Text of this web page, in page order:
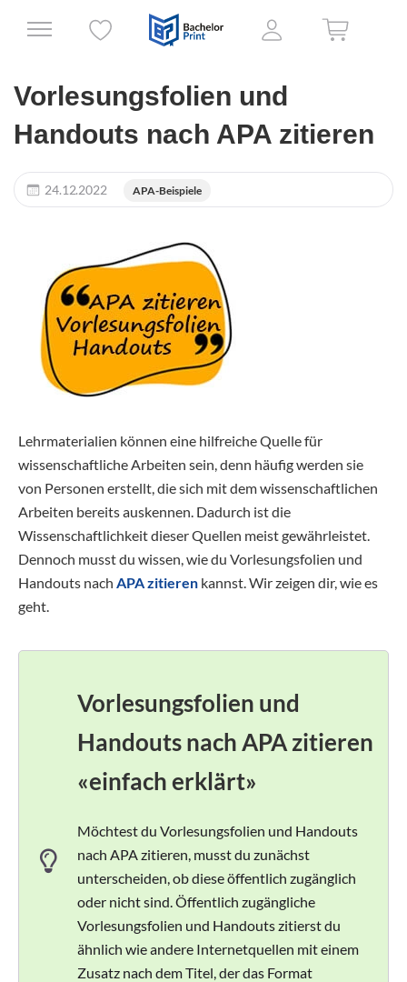
Vorlesungsfolien und
Handouts nach APA zitieren
24.12.2022 APA-Beispiele
Lehrmaterialien können eine hilfreiche Quelle für
wissenschaftliche Arbeiten sein, denn häufig werden sie
von Personen erstellt, die sich mit dem wissenschaftlichen
Arbeiten bereits auskennen. Dadurch ist die
Wissenschaftlichkeit dieser Quellen meist gewährleistet.
Dennoch musst du wissen, wie du Vorlesungsfolien und
Handouts nach APA zitieren kannst. Wir zeigen dir, wie es
geht.
Vorlesungsfolien und
Handouts nach APA zitieren
«einfach erklärt»
Möchtest du Vorlesungsfolien und Handouts
nach APA zitieren, musst du zunächst
unterscheiden, ob diese öffentlich zugänglich
oder nicht sind. Öffentlich zugängliche
Vorlesungsfolien und Handouts zitierst du
ähnlich wie andere Internetquellen mit einem
Zusatz nach dem Titel, der das Format